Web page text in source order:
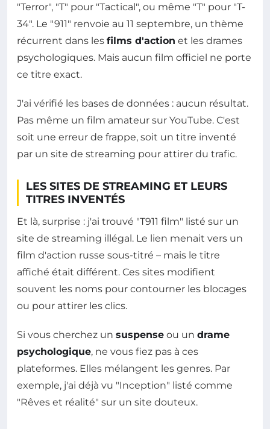
"Terror", "T" pour "Tactical", ou même "T" pour "T-
34". Le "911" renvoie au 11 septembre, un thème
récurrent dans les films d'action et les drames
psychologiques. Mais aucun film officiel ne porte
ce titre exact.
J'ai vérifié les bases de données : aucun résultat.
Pas même un film amateur sur YouTube. C'est
soit une erreur de frappe, soit un titre inventé
par un site de streaming pour attirer du trafic.
LES SITES DE STREAMING ET LEURS
TITRES INVENTÉS
Et là, surprise : j'ai trouvé "T911 film" listé sur un
site de streaming illégal. Le lien menait vers un
film d'action russe sous-titré – mais le titre
affiché était différent. Ces sites modifient
souvent les noms pour contourner les blocages
ou pour attirer les clics.
Si vous cherchez un suspense ou un drame
psychologique, ne vous fiez pas à ces
plateformes. Elles mélangent les genres. Par
exemple, j'ai déjà vu "Inception" listé comme
"Rêves et réalité" sur un site douteux.